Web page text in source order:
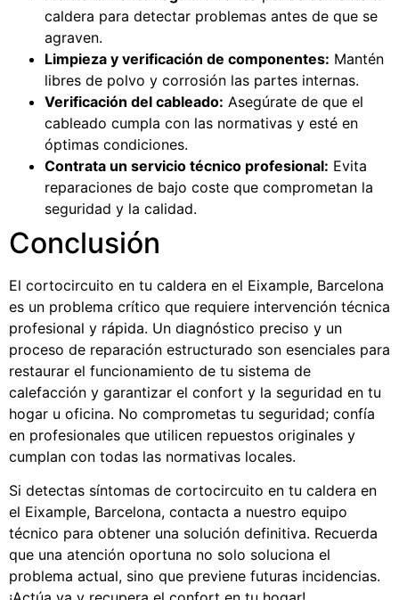
caldera para detectar problemas antes de que se
agraven.
Limpieza y verificación de componentes: Mantén
libres de polvo y corrosión las partes internas.
Verificación del cableado: Asegúrate de que el
cableado cumpla con las normativas y esté en
óptimas condiciones.
Contrata un servicio técnico profesional: Evita
reparaciones de bajo coste que comprometan la
seguridad y la calidad.
Conclusión
El cortocircuito en tu caldera en el Eixample, Barcelona
es un problema crítico que requiere intervención técnica
profesional y rápida. Un diagnóstico preciso y un
proceso de reparación estructurado son esenciales para
restaurar el funcionamiento de tu sistema de
calefacción y garantizar el confort y la seguridad en tu
hogar u oficina. No comprometas tu seguridad; confía
en profesionales que utilicen repuestos originales y
cumplan con todas las normativas locales.
Si detectas síntomas de cortocircuito en tu caldera en
el Eixample, Barcelona, contacta a nuestro equipo
técnico para obtener una solución definitiva. Recuerda
que una atención oportuna no solo soluciona el
problema actual, sino que previene futuras incidencias.